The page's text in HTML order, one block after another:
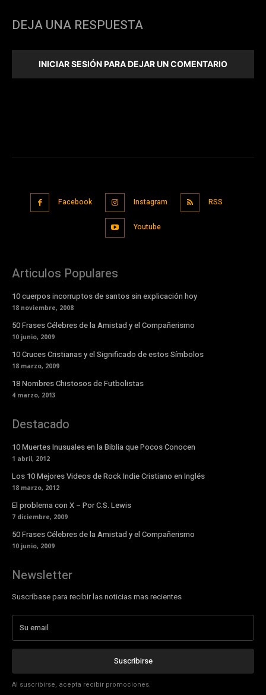
DEJA UNA RESPUESTA
INICIAR SESIÓN PARA DEJAR UN COMENTARIO
Facebook Instagram RSS
Youtube
Articulos Populares
10 cuerpos incorruptos de santos sin explicación hoy
18 noviembre, 2008
50 Frases Célebres de la Amistad y el Compañerismo
10 junio, 2009
10 Cruces Cristianas y el Significado de estos Símbolos
18 marzo, 2009
18 Nombres Chistosos de Futbolistas
4 marzo, 2013
Destacado
10 Muertes Inusuales en la Biblia que Pocos Conocen
1 abril, 2012
Los 10 Mejores Videos de Rock Indie Cristiano en Inglés
18 marzo, 2012
El problema con X – Por C.S. Lewis
7 diciembre, 2009
50 Frases Célebres de la Amistad y el Compañerismo
10 junio, 2009
Newsletter
Suscríbase para recibir las noticias mas recientes
Suscribirse
Al suscribirse, acepta recibir promociones.